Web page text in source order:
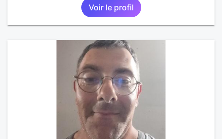
Voir le profil